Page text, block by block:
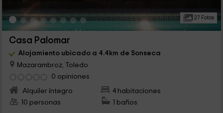
27 Fotos
Casa Palomar
Alojamiento ubicado a 4.4km de Sonseca
Mazarambroz, Toledo
0 opiniones
Alquiler íntegro
4 habitaciones
10 personas
1 baños